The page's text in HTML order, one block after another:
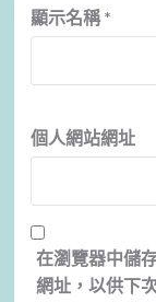
顯示名稱 *
個人網站網址
在瀏覽器中儲
網址，以供下